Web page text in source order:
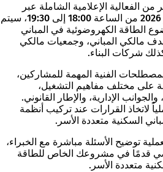
الفعالية الإعلامية الشاملة عبر
سيتم
الطاقة الكهروضوئية في المباني
مالكي المباني، وجمعيات مالكي
شركات البناء.
الفنية المهمة للمشاركين،
على مختلف مفاهيم التشغيل،
الإدارية، والإطار القانوني.
لاتخاذ القرارات عند تركيب أنظمة
السكنية متعددة الأسر.
توضيح الأسئلة مباشرة مع الخبراء،
قدمًا في مشروعك الخاص للطاقة
متعددة الأسر.